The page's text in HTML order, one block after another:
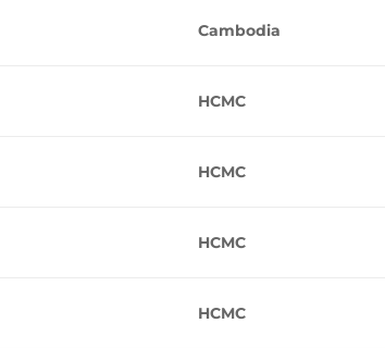
Cambodia
HCMC
HCMC
HCMC
HCMC